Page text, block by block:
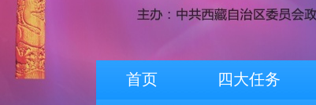
首页 四大任务